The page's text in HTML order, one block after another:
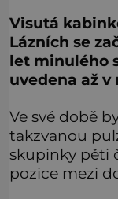
Visutá
Lázních se
let minulého
uvedena až v
Ve své době
takzvanou
skupinky pěti
pozice mezi